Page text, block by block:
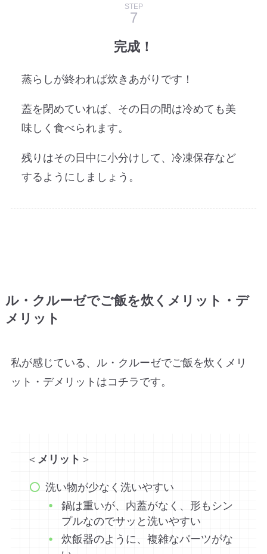
STEP
完成！
蒸らしが終われば炊きあがりです！
蓋を閉めていれば、その日の間は冷めても美
味しく食べられます。
残りはその日中に小分けして、冷凍保存など
するようにしましょう。
ル・クルーゼでご飯を炊くメリット・デ
メリット
私が感じている、
ル・クルーゼでご飯を炊くメリ
ット・デメリットはコチラです。
＜ メリット ＞
洗い物が少なく洗いやすい
鍋は重いが、内蓋がなく、形もシン
プルなのでサッと洗いやすい
炊飯器のように、複雑なパーツがな